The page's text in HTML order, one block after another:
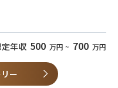
社との折衝およびプロジェク
のリプレイス検討など、業務効
きる論理的思考力と実行力。
クトを推進できる
験。
の運用・活用経験 。
験 。
チーム牽引経験。
年収 500 万円 ~ 700 万円
ー